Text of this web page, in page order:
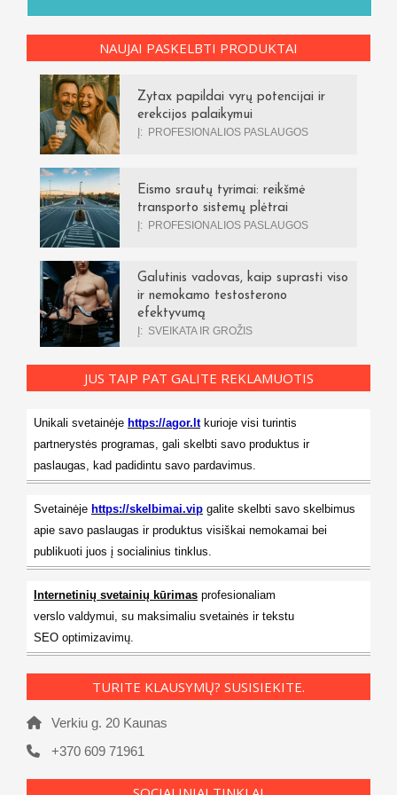
NAUJAI PASKELBTI PRODUKTAI
Zytax papildai vyrų potencijai ir
erekcijos palaikymui
Į: PROFESIONALIOS PASLAUGOS
Eismo srautų tyrimai: reikšmė
transporto sistemų plėtrai
Į: PROFESIONALIOS PASLAUGOS
Galutinis vadovas, kaip suprasti viso
ir nemokamo testosterono
efektyvumą
Į: SVEIKATA IR GROŽIS
JUS TAIP PAT GALITE REKLAMUOTIS
Unikali svetainėje https://agor.ltkurioje visi turintis
partnerystės programas, gali skelbti savo produktus ir
paslaugas, kad padidintu savo pardavimus.
Svetainėje https://skelbimai.vip galite skelbti savo skelbimus
apie savo paslaugas ir produktus visiškai nemokamai bei
publikuoti juos į socialinius tinklus.
Internetinių svetainių kūrimas profesionaliam
verslo valdymui, su maksimaliu svetainės ir tekstu
SEO optimizavimų.
TURITE KLAUSYMŲ? SUSISIEKITE.
Verkiu g. 20 Kaunas
+370 609 71961